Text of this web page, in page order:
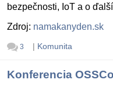
bezpečnosti, IoT a o
Zdroj: namakanyden.sk
3 | Komunita
Konferencia